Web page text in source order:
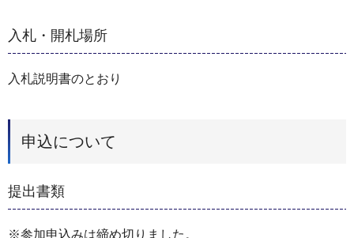
入札・開札場所
入札説明書のとおり
申込について
提出書類
※参加申込みは締め切りました。